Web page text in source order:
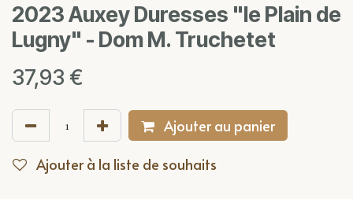
2023 Auxey Duresses "le Plain de
Lugny" - Dom M. Truchetet
37,93 €
Ajouter au panier
Ajouter à la liste de souhaits